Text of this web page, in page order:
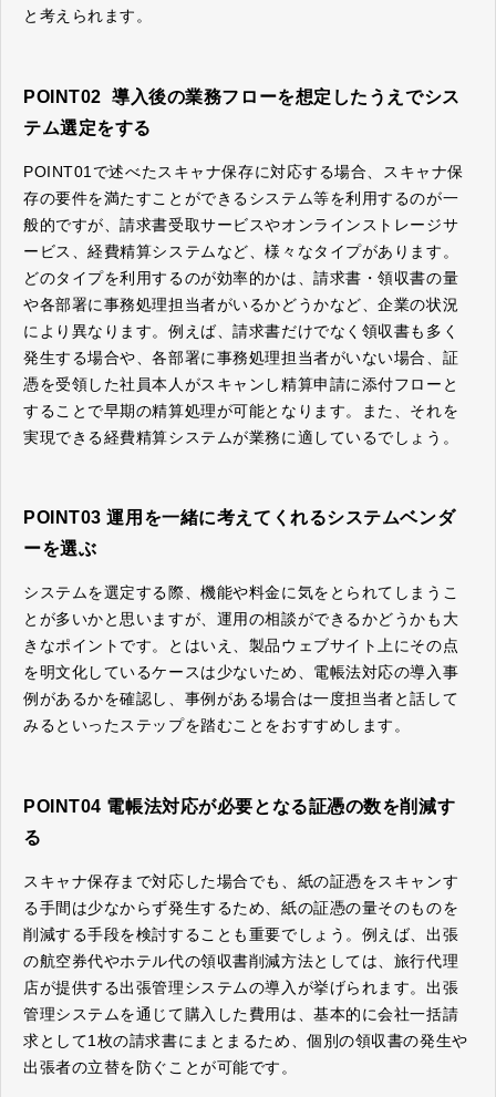
と考えられます。
POINT02 導入後の業務フローを想定したうえでシス
テム選定をする
POINT01で述べたスキャナ保存に対応する場合、スキャナ保
存の要件を満たすことができるシステム等を利用するのが一
般的ですが、請求書受取サービスやオンラインストレージサ
ービス、経費精算システムなど、様々なタイプがあります。
どのタイプを利用するのが効率的かは、請求書・領収書の量
や各部署に事務処理担当者がいるかどうかなど、企業の状況
により異なります。例えば、請求書だけでなく領収書も多く
発生する場合や、各部署に事務処理担当者がいない場合、証
憑を受領した社員本人がスキャンし精算申請に添付フローと
することで早期の精算処理が可能となります。また、それを
実現できる経費精算システムが業務に適しているでしょう。
POINT03 運用を一緒に考えてくれるシステムベンダ
ーを選ぶ
システムを選定する際、機能や料金に気をとられてしまうこ
とが多いかと思いますが、運用の相談ができるかどうかも大
きなポイントです。とはいえ、製品ウェブサイト上にその点
を明文化しているケースは少ないため、電帳法対応の導入事
例があるかを確認し、事例がある場合は一度担当者と話して
みるといったステップを踏むことをおすすめします。
POINT04 電帳法対応が必要となる証憑の数を削減す
る
スキャナ保存まで対応した場合でも、紙の証憑をスキャンす
る手間は少なからず発生するため、紙の証憑の量そのものを
削減する手段を検討することも重要でしょう。例えば、出張
の航空券代やホテル代の領収書削減方法としては、旅行代理
店が提供する出張管理システムの導入が挙げられます。出張
管理システムを通じて購入した費用は、基本的に会社一括請
求として1枚の請求書にまとまるため、個別の領収書の発生や
出張者の立替を防ぐことが可能です。